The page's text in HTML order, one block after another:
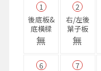
1
後底板&
底橫樑
無
2
右/左後
葉子板
無
6
7